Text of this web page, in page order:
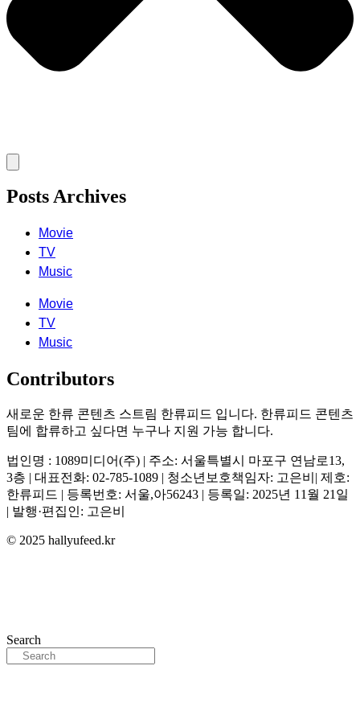
Posts Archives
Movie
TV
Music
Movie
TV
Music
Contributors
새로운 한류 콘텐츠 스트림 한류피드 입니다. 한류피드 콘텐츠
팀에 합류하고 싶다면 누구나 지원 가능 합니다.
법인명 : 1089미디어(주) | 주소: 서울특별시 마포구 연남로13,
3층 | 대표전화: 02-785-1089 | 청소년보호책임자: 고은비| 제호:
한류피드 | 등록번호: 서울,아56243 | 등록일: 2025년 11월 21일
| 발행·편집인: 고은비
© 2025 hallyufeed.kr
Search